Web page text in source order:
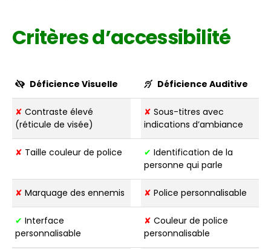
Critères d’accessibilité
Déficience Visuelle Déficience Auditive
✘ Contraste élevé
(réticule de visée)
✘ Sous-titres avec
indications d’ambiance
✘ Taille couleur de police ✔ Identification de la
personne qui parle
✘ Marquage des ennemis ✘ Police personnalisable
✔ Interface
personnalisable
✘ Couleur de police
personnalisable